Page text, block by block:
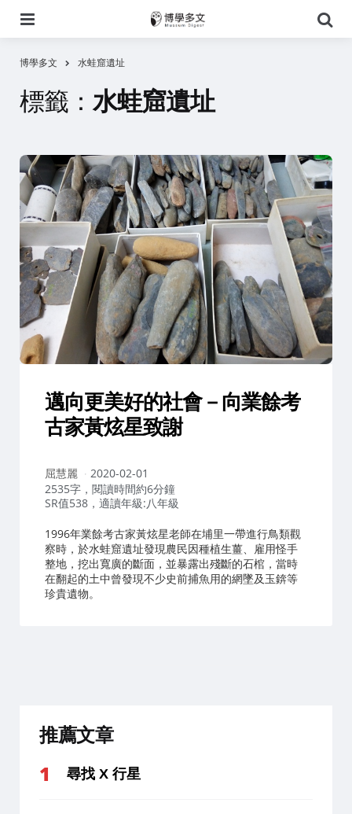
尋
博學多文 水蛙窟遺址
標籤： 水蛙窟遺址
邁向更美好的社會－向業餘考
古家黃炫星致謝
作
者：
屈慧麗
2020-02-01
2535字，閱讀時間約6分鐘
SR值538，適讀年級:八年級
1996年業餘考古家黃炫星老師在埔里一帶進行鳥類觀
察時，於水蛙窟遺址發現農民因種植生薑、雇用怪手
整地，挖出寬廣的斷面，並暴露出殘斷的石棺，當時
在翻起的土中曾發現不少史前捕魚用的網墜及玉錛等
珍貴遺物。
推薦文章
尋找 X 行星